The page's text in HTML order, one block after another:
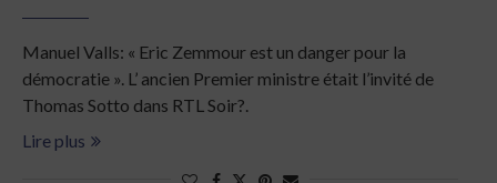
Manuel Valls: « Eric Zemmour est un danger pour la
démocratie ». L’ ancien Premier ministre était l’invité de
Thomas Sotto dans RTL Soir?.
Lire plus